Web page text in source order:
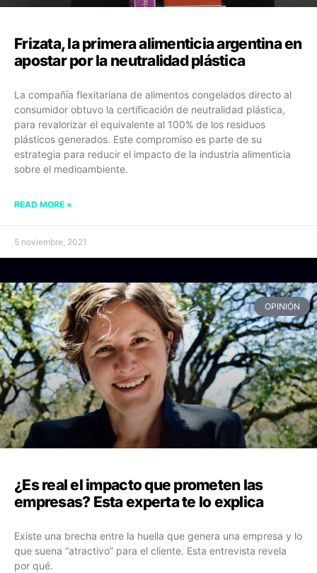
Frizata, la primera alimenticia argentina en
apostar por la neutralidad plástica
La compañía flexitariana de alimentos congelados directo al
consumidor obtuvo la certificación de neutralidad plástica,
para revalorizar el equivalente al 100% de los residuos
plásticos generados. Este compromiso es parte de su
estrategia para reducir el impacto de la industria alimenticia
sobre el medioambiente.
READ MORE »
5 noviembre, 2021
OPINIÓN
¿Es real el impacto que prometen las
empresas? Esta experta te lo explica
Existe una brecha entre la huella que genera una empresa y lo
que suena “atractivo” para el cliente. Esta entrevista revela
por qué.